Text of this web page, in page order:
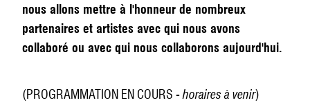
nous allons mettre à l'honneur de nombreux
partenaires et artistes avec qui nous avons
collaboré ou avec qui nous collaborons aujourd'hui.
(PROGRAMMATION EN COURS -horaires à venir)